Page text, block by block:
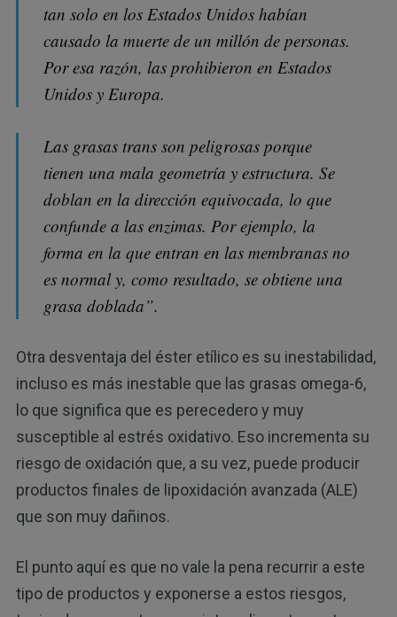
tan solo en los Estados Unidos habían
causado la muerte de un millón de personas.
Por esa razón, las prohibieron en Estados
Unidos y Europa.
Las grasas trans son peligrosas porque
tienen una mala geometría y estructura. Se
doblan en la dirección equivocada, lo que
confunde a las enzimas. Por ejemplo, la
forma en la que entran en las membranas no
es normal y, como resultado, se obtiene una
grasa doblada”.
Otra desventaja del éster etílico es su inestabilidad,
incluso es más inestable que las grasas omega-6,
lo que significa que es perecedero y muy
susceptible al estrés oxidativo. Eso incrementa su
riesgo de oxidación que, a su vez, puede producir
productos finales de lipoxidación avanzada (ALE)
que son muy dañinos.
El punto aquí es que no vale la pena recurrir a este
tipo de productos y exponerse a estos riesgos,